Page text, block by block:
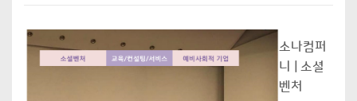
소나컴퍼
니 | 소셜
벤처